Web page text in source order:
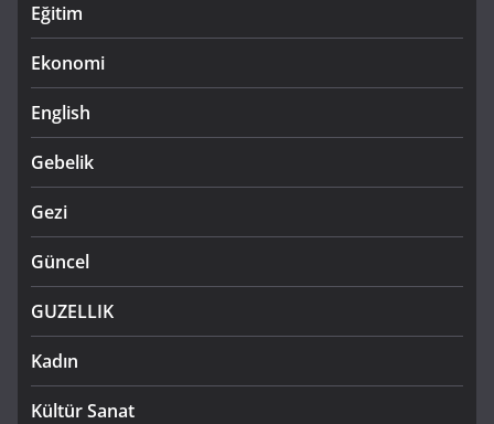
Eğitim
Ekonomi
English
Gebelik
Gezi
Güncel
GUZELLIK
Kadın
Kültür Sanat